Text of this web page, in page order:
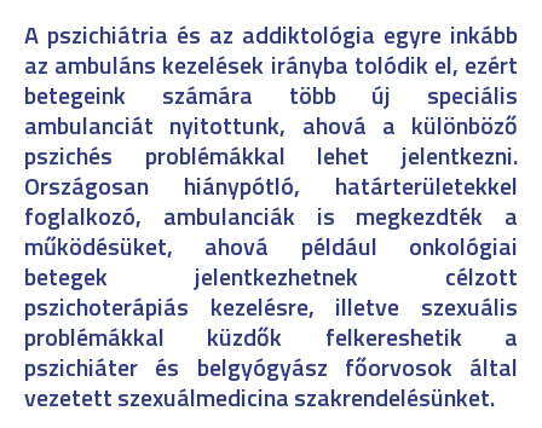
A pszichiátria és az addiktológia egyre inkább
az ambuláns kezelések irányba tolódik el, ezért
betegeink számára több új speciális
ambulanciát nyitottunk, ahová a különböző
pszichés problémákkal lehet jelentkezni.
Országosan hiánypótló, határterületekkel
foglalkozó, ambulanciák is megkezdték a
működésüket, ahová például onkológiai
betegek jelentkezhetnek célzott
pszichoterápiás kezelésre, illetve szexuális
problémákkal küzdők felkereshetik a
pszichiáter és belgyógyász főorvosok által
vezetett szexuálmedicina szakrendelésünket.